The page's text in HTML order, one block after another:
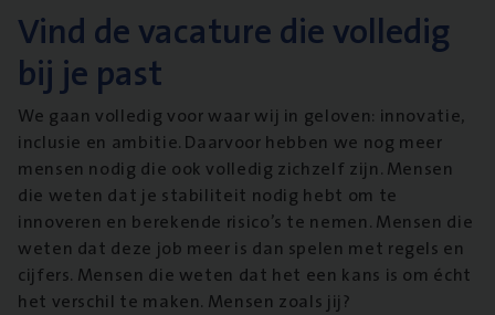
Vind de vacature die volledig
bij je past
We gaan volledig voor waar wij in geloven: innovatie,
inclusie en ambitie. Daarvoor hebben we nog meer
mensen nodig die ook volledig zichzelf zijn. Mensen
die weten dat je stabiliteit nodig hebt om te
innoveren en berekende risico’s te nemen. Mensen die
weten dat deze job meer is dan spelen met regels en
cijfers. Mensen die weten dat het een kans is om écht
het verschil te maken. Mensen zoals jij?